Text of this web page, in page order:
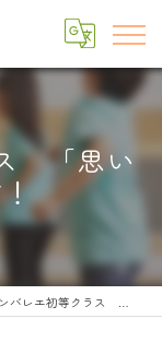
「思い
エ初等クラス 「思い込み」外します！